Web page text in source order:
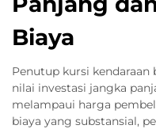
Biaya
Penutup kursi
nilai investasi jangka
melampaui harga
biaya yang substansial,